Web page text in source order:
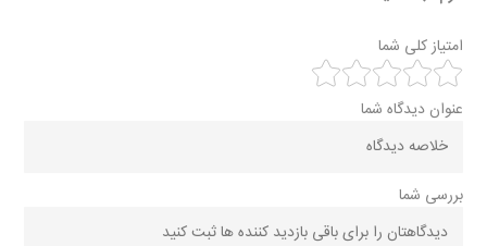
امتیاز کلی شما
عنوان دیدگاه شما
بررسی شما